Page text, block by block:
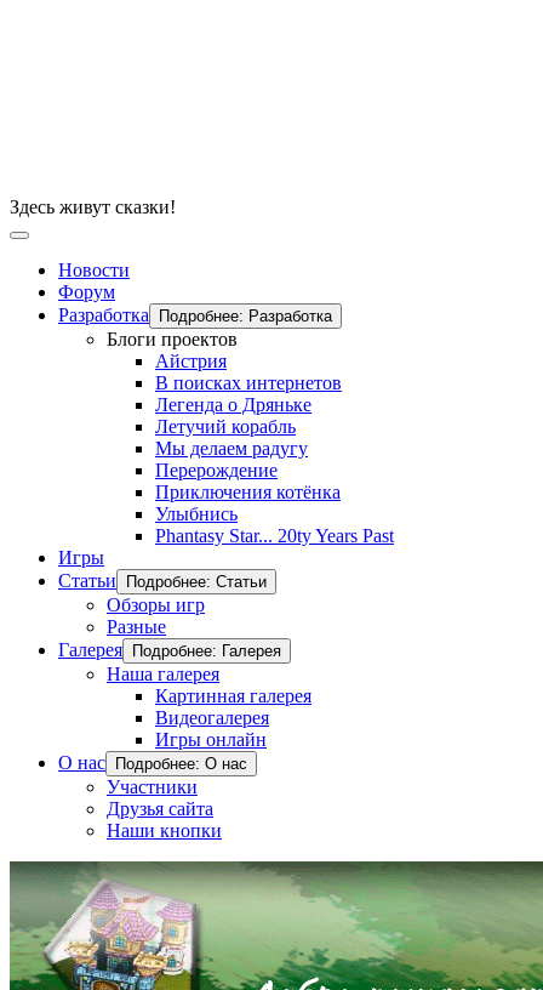
Здесь живут сказки!
Новости
Форум
Разработка
Подробнее: Разработка
Блоги проектов
Айстрия
В поисках интернетов
Легенда о Дряньке
Летучий корабль
Мы делаем радугу
Перерождение
Приключения котёнка
Улыбнись
Phantasy Star... 20ty Years Past
Игры
Статьи
Подробнее: Статьи
Обзоры игр
Разные
Галерея
Подробнее: Галерея
Наша галерея
Картинная галерея
Видеогалерея
Игры онлайн
О нас
Подробнее: О нас
Участники
Друзья сайта
Наши кнопки